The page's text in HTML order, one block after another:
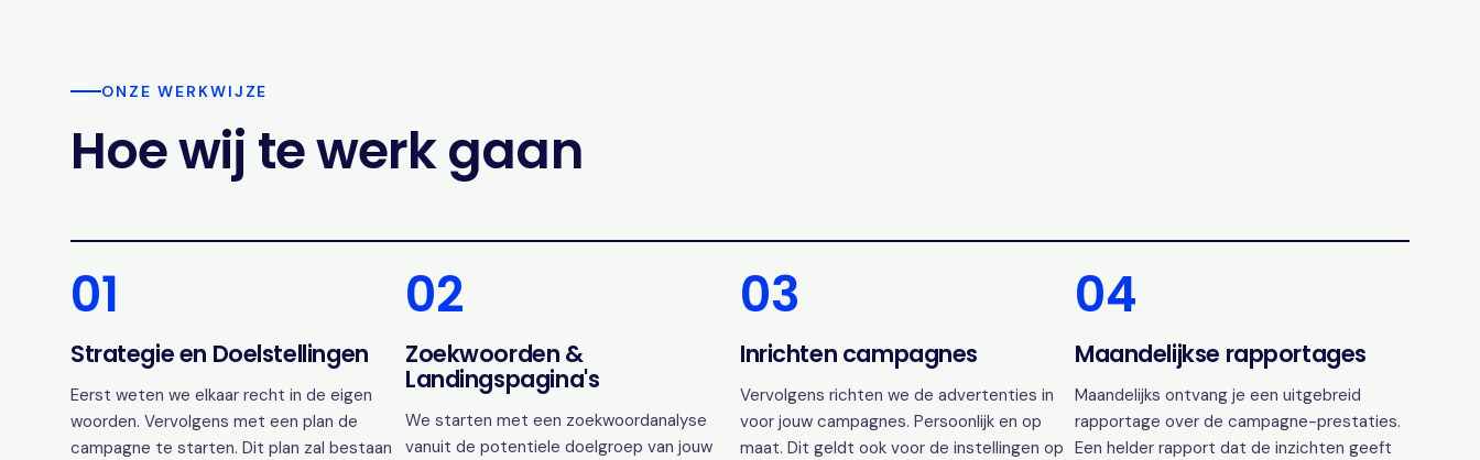
ONZE WERKWIJZE
Hoe wij te werk gaan
01
Strategie en Doelstellingen
Eerst weten we elkaar recht in de eigen
woorden. Vervolgens met een plan de
campagne te starten. Dit plan zal bestaan
02
Zoekwoorden &
Landingspagina's
We starten met een zoekwoordanalyse
vanuit de potentiele doelgroep van jouw
03
Inrichten campagnes
Vervolgens richten we de advertenties in
voor jouw campagnes. Persoonlijk en op
maat. Dit geldt ook voor de instellingen op
04
Maandelijkse rapportages
Maandelijks ontvang je een uitgebreid
rapportage over de campagne-prestaties.
Een helder rapport dat de inzichten geeft